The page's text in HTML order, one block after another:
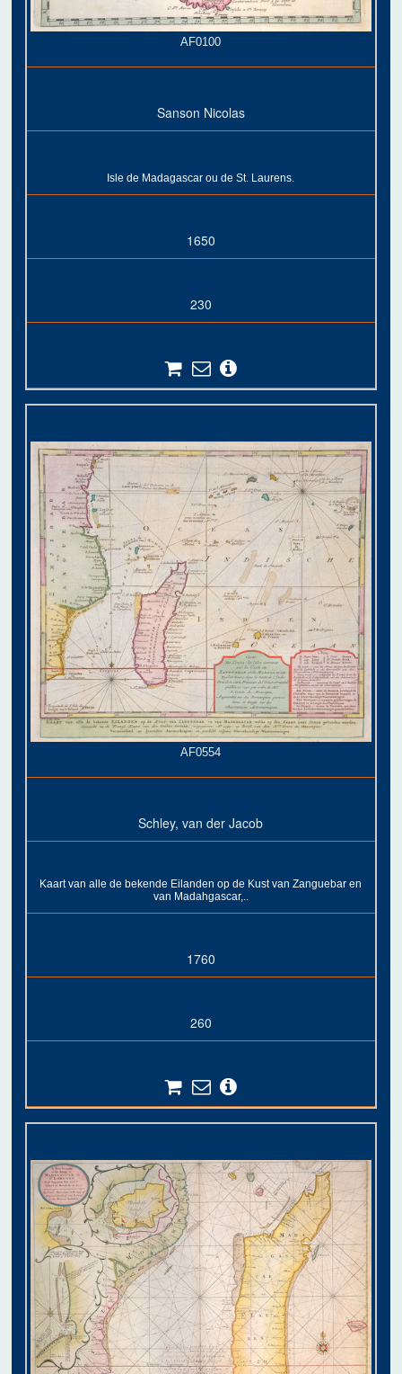
AF0100
Sanson Nicolas
Isle de Madagascar ou de St. Laurens.
1650
230
AF0554
Schley, van der Jacob
Kaart van alle de bekende Eilanden op de Kust van Zanguebar en
van Madahgascar,..
1760
260